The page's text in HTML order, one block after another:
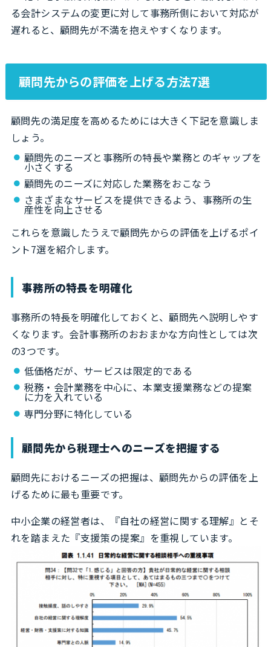
る会計システムの変更に対して事務所側において対応が
遅れると、顧問先が不満を抱えやすくなります。
顧問先からの評価を上げる方法7選
顧問先の満足度を高めるためには大きく下記を意識しま
しょう。
顧問先のニーズと事務所の特長や業務とのギャップを
小さくする
顧問先のニーズに対応した業務をおこなう
さまざまなサービスを提供できるよう、事務所の生
産性を向上させる
これらを意識したうえで顧問先からの評価を上げるポイ
ント7選を紹介します。
事務所の特長を明確化
事務所の特長を明確化しておくと、顧問先へ説明しやす
くなります。会計事務所のおおまかな方向性としては次
の3つです。
低価格だが、サービスは限定的である
税務・会計業務を中心に、本業支援業務などの提案
に力を入れている
専門分野に特化している
顧問先から税理士へのニーズを把握する
顧問先におけるニーズの把握は、顧問先からの評価を上
げるために最も重要です。
中小企業の経営者は、『自社の経営に関する理解』とそ
れを踏まえた『支援策の提案』を重視しています。